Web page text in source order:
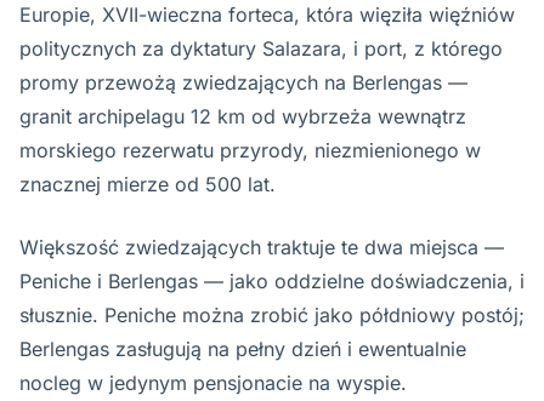
Europie, XVII-wieczna forteca, która więziła więźniów
politycznych za dyktatury Salazara, i port, z którego
promy przewożą zwiedzających na Berlengas —
granit archipelagu 12 km od wybrzeża wewnątrz
morskiego rezerwatu przyrody, niezmienionego w
znacznej mierze od 500 lat.
Większość zwiedzających traktuje te dwa miejsca —
Peniche i Berlengas — jako oddzielne doświadczenia, i
słusznie. Peniche można zrobić jako półdniowy postój;
Berlengas zasługują na pełny dzień i ewentualnie
nocleg w jedynym pensjonacie na wyspie.